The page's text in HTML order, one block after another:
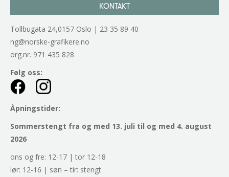
KONTAKT
Tollbugata 24,0157 Oslo | 23 35 89 40
ng@norske-grafikere.no
org.nr. 971 435 828
Følg oss:
Åpningstider:
Sommerstengt fra og med 13. juli til og med 4. august
2026
ons og fre: 12-17 | tor 12-18
lør: 12-16 | søn – tir: stengt